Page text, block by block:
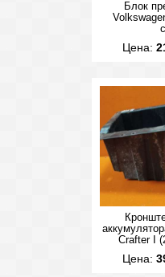
Блок
Цена:
Crafter I
Цена: